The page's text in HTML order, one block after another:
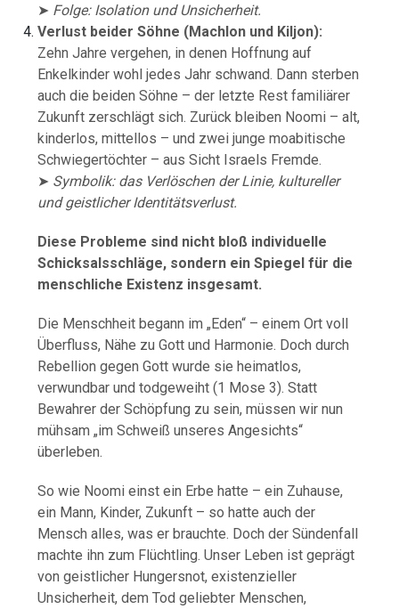
➤ Folge: Isolation und Unsicherheit.
Verlust beider Söhne (Machlon und Kiljon):
Zehn Jahre vergehen, in denen Hoffnung auf
Enkelkinder wohl jedes Jahr schwand. Dann sterben
auch die beiden Söhne – der letzte Rest familiärer
Zukunft zerschlägt sich. Zurück bleiben Noomi – alt,
kinderlos, mittellos – und zwei junge moabitische
Schwiegertöchter – aus Sicht Israels Fremde.
➤ Symbolik: das Verlöschen der Linie, kultureller
und geistlicher Identitätsverlust.
Diese Probleme sind nicht bloß individuelle
Schicksalsschläge, sondern ein Spiegel für die
menschliche Existenz insgesamt.
Die Menschheit begann im „Eden“ – einem Ort voll
Überfluss, Nähe zu Gott und Harmonie. Doch durch
Rebellion gegen Gott wurde sie heimatlos,
verwundbar und todgeweiht (1 Mose 3). Statt
Bewahrer der Schöpfung zu sein, müssen wir nun
mühsam „im Schweiß unseres Angesichts“
überleben.
So wie Noomi einst ein Erbe hatte – ein Zuhause,
ein Mann, Kinder, Zukunft – so hatte auch der
Mensch alles, was er brauchte. Doch der Sündenfall
machte ihn zum Flüchtling. Unser Leben ist geprägt
von geistlicher Hungersnot, existenzieller
Unsicherheit, dem Tod geliebter Menschen,